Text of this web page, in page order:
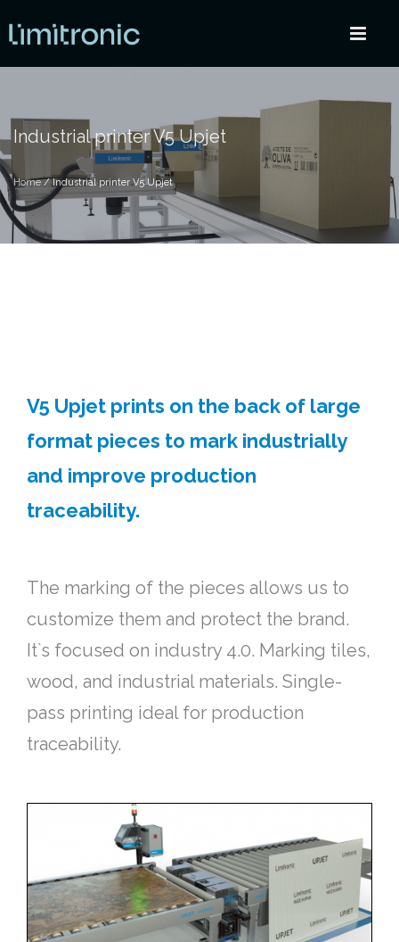
Industrial printer V5 Upjet
Home/ Industrial printer V5 Upjet
V5 Upjet prints on the back of large
format pieces to mark industrially
and improve production
traceability.
The marking of the pieces allows us to
customize them and protect the brand.
It`s focused on industry 4.0. Marking tiles,
wood, and industrial materials. Single-
pass printing ideal for production
traceability.